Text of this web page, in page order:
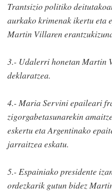
Trantsizio politiko
aurkako krimenak ikertu eta
Martin Villaren
3.- Udalerri honetan Martin
deklaratzea.
4.- Maria Servini epaileari
zigorgabetasunarekin
eskertu eta Argentinako
jarraitzea eskatu.
5.- Espainiako presidente
ordezkarik gutun bidez